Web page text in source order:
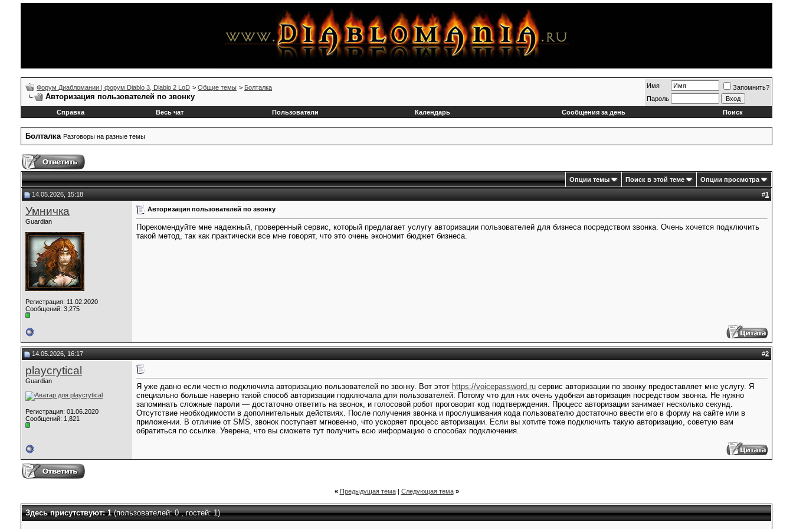
Форум Диабломании | форум Diablo 3, Diablo 2 LoD > Общие темы > Болталка
Авторизация пользователей по звонку
Имя
Запомнить?
Пароль
Справка
Весь чат Пользователи Календарь Сообщения за день Поиск
Болталка Разговоры на разные темы
Опции темы Поиск в этой теме Опции просмотра
14.05.2026, 15:18 #1
Умничка
Guardian
Регистрация: 11.02.2020
Сообщений: 3,275
Авторизация пользователей по звонку
Порекомендуйте мне надежный, проверенный сервис, который предлагает услугу авторизации пользователей для бизнеса посредством звонка. Очень хочется подключить
такой метод, так как практически все мне говорят, что это очень экономит бюджет бизнеса.
14.05.2026, 16:17 #2
playcrytical
Guardian
Регистрация: 01.06.2020
Сообщений: 1,821
Я уже давно если честно подключила авторизацию пользователей по звонку. Вот этот https://voicepassword.ru сервис авторизации по звонку предоставляет мне услугу. Я
специально больше наверно такой способ авторизации подключала для пользователей. Потому что для них очень удобная авторизация посредством звонка. Не нужно
запоминать сложные пароли — достаточно ответить на звонок, и голосовой робот проговорит код подтверждения. Процесс авторизации занимает несколько секунд.
Отсутствие необходимости в дополнительных действиях. После получения звонка и прослушивания кода пользователю достаточно ввести его в форму на сайте или в
приложении. В отличие от SMS, звонок поступает мгновенно, что ускоряет процесс авторизации. Если вы хотите тоже подключить такую авторизацию, советую вам
обратиться по ссылке. Уверена, что вы сможете тут получить всю информацию о способах подключения.
« Предыдущая тема| Следующая тема »
Здесь присутствуют: 1(пользователей: 0 , гостей: 1)